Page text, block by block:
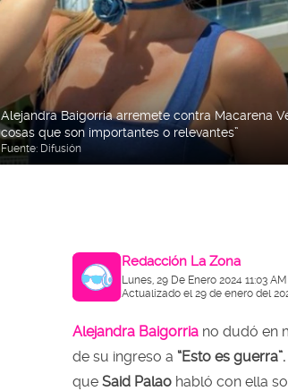
Alejandra Baigorria arremete contra Macarena
cosas que son importantes o relevantes”
Fuente: Difusión
Redacción La Zona
Lunes, 29 De Enero 2024 11:03 AM
Actualizado el 29 de enero del
Alejandra Baigorria no dudó en
de su ingreso a “Esto es guerra”.
que Said Palao habló con ella